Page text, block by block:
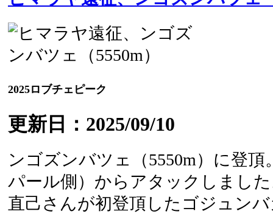
2025ロブチェピーク
更新日：2025/09/10
ンゴズンバツェ（5550m）に登
パール側）からアタックしまし
直己さんが初登頂したゴジュン